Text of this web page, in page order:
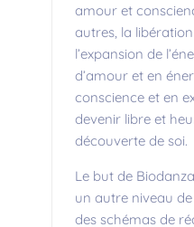
amour et
autres, la
l’expansion de
d’amour et en
conscience et en
devenir libre et
découverte de soi.
Le but de
un autre niveau
des schémas de